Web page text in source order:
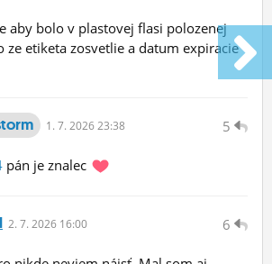
aby bolo v plastovej flasi polozenej
ze etiketa zosvetlie a datum expiracie
5
1. 7. 2026 23:38
pán je znalec
6
2. 7. 2026 16:00